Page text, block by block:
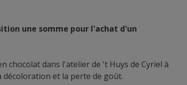
une somme pour l'achat d'un
chocolat dans l'atelier de 't Huys de Cyriel à
décoloration et la perte de goût.